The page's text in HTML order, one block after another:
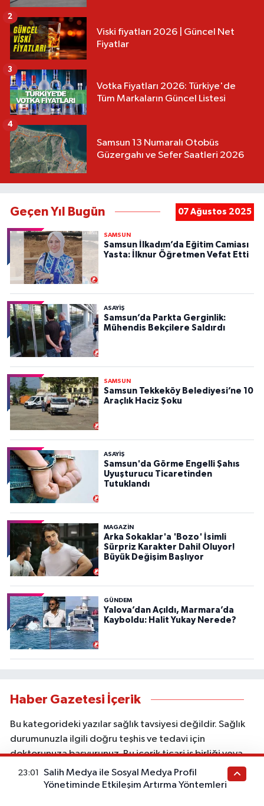
Viski fiyatları 2026 | Güncel Net
Fiyatlar
2
Votka Fiyatları 2026: Türkiye'de
Tüm Markaların Güncel Listesi
3
Samsun 13 Numaralı Otobüs
Güzergahı ve Sefer Saatleri 2026
4
Geçen Yıl Bugün 07 Ağustos 2025
SAMSUN
Samsun İlkadım’da Eğitim Camiası
Yasta: İlknur Öğretmen Vefat Etti
ASAYIŞ
Samsun’da Parkta Gerginlik:
Mühendis Bekçilere Saldırdı
SAMSUN
Samsun Tekkeköy Belediyesi’ne 10
Araçlık Haciz Şoku
ASAYIŞ
Samsun'da Görme Engelli Şahıs
Uyuşturucu Ticaretinden
Tutuklandı
MAGAZİN
Arka Sokaklar'a 'Bozo' İsimli
Sürpriz Karakter Dahil Oluyor!
Büyük Değişim Başlıyor
GÜNDEM
Yalova’dan Açıldı, Marmara’da
Kayboldu: Halit Yukay Nerede?
Haber Gazetesi İçerik
Bu kategorideki yazılar sağlık tavsiyesi değildir. Sağlık
durumunuzla ilgili doğru teşhis ve tedavi için
doktorunuza başvurunuz. Bu içerik ticari iş birliği veya
reklam içerebilir. Sitede yer alan bilgiler yalnızca genel
bilgilendirme amacı taşır; kişisel muayene, tanı veya
23:01
Salih Medya ile Sosyal Medya Profil
Yönetiminde Etkileşim Artırma Yöntemleri